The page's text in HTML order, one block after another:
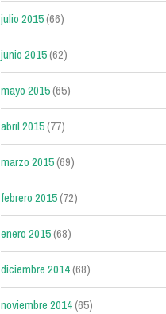
julio 2015(66)
junio 2015(62)
mayo 2015(65)
abril 2015(77)
marzo 2015(69)
febrero 2015(72)
enero 2015(68)
diciembre 2014(68)
noviembre 2014(65)